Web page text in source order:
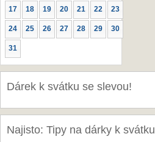
17 18 19 20 21 22 23
24 25 26 27 28 29 30
31
Dárek k svátku se slevou!
Najisto: Tipy na dárky k svátku